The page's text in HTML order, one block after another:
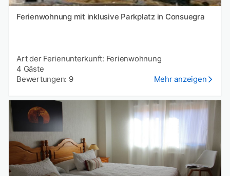
Ferienwohnung mit inklusive Parkplatz in Consuegra
Art der Ferienunterkunft: Ferienwohnung
4 Gäste
Bewertungen: 9
Mehr anzeigen